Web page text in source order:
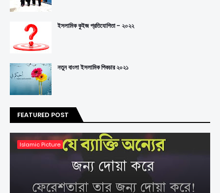
ইসলামিক কুইজ প্রতিযোগিতা - ২০২২
নতুন বাংলা ইসলামিক পিকচার ২০২১
FEATURED POST
Islamic Picture